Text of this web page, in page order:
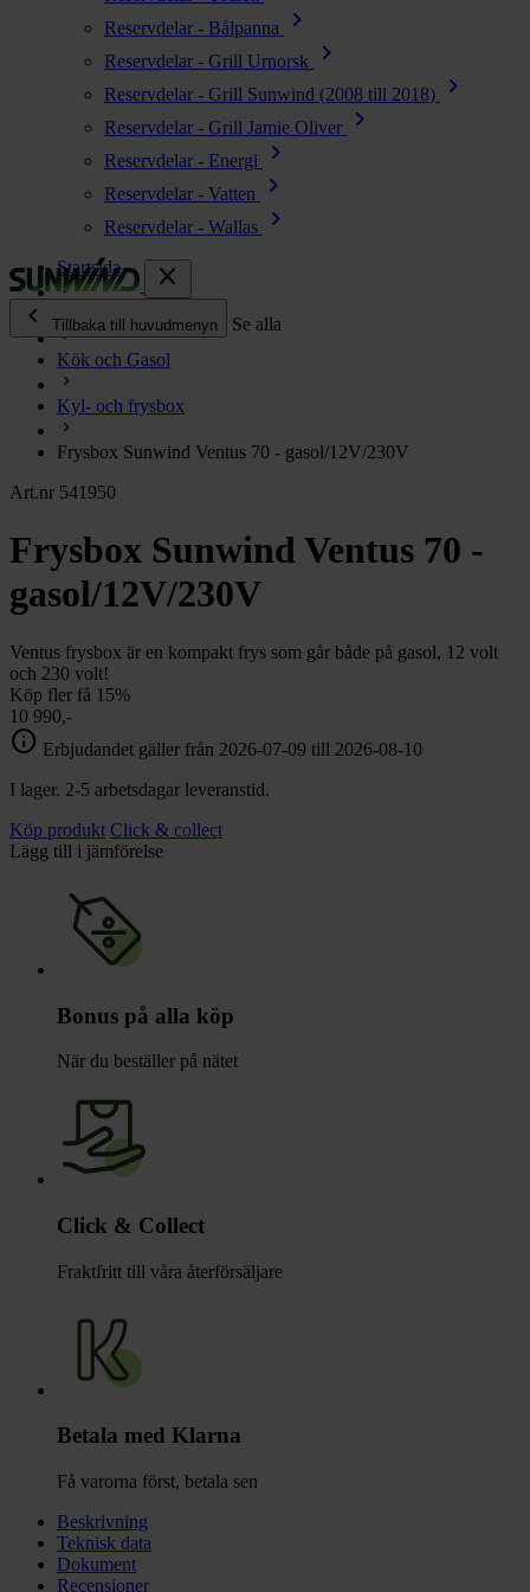
Reservdelar - Bålpanna chevron_right
Reservdelar - Grill Urnorsk chevron_right
Reservdelar - Grill Sunwind (2008 till 2018) chevron_right
Reservdelar - Grill Jamie Oliver chevron_right
Reservdelar - Energi chevron_right
Reservdelar - Vatten chevron_right
Reservdelar - Wallas
chevron_right
close
chevron_left
Tillbaka till huvudmenyn Se alla
Energi chevron_right
Kök & Gasol chevron_right
Värme chevron_right
Vatten chevron_right
Toalett
Grill & Fritid chevron_right
Lacanche
Startsida
Kök och Gasol
Kyl- och frysbox
Frysbox Sunwind Ventus 70 - gasol/12V/230V
Art.nr 541950
Frysbox Sunwind Ventus 70 -
gasol/12V/230V
Ventus frysbox är en kompakt frys som går både på gasol, 12 volt
och 230 volt!
Köp fler få 15%
10 990,-
info Erbjudandet gäller från 2026-07-09 till 2026-08-10
I lager. 2-5 arbetsdagar leveranstid.
Köp produkt Click & collect
Lägg till i jämförelse
Bonus på alla köp
När du beställer på nätet
Click & Collect
Fraktfritt till våra återförsäljare
Betala med Klarna
Få varorna först, betala sen
Beskrivning
Teknisk data
Dokument
Recensioner